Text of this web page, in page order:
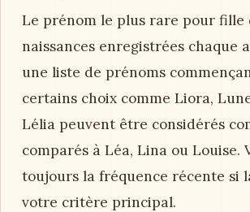
Le prénom le plus rare pour fille
naissances enregistrées chaque
une liste de prénoms
certains choix comme Liora,
Lélia peuvent être considérés
comparés à Léa, Lina ou Louise.
toujours la fréquence récente si
votre critère principal.